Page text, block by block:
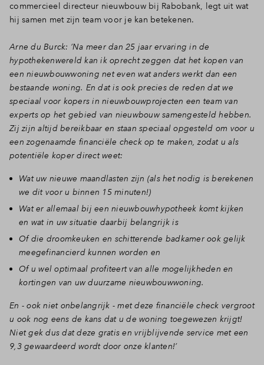
commercieel directeur nieuwbouw bij Rabobank, legt uit wat
hij samen met zijn team voor je kan betekenen.
Arne du Burck: ‘Na meer dan 25 jaar ervaring in de
hypothekenwereld kan ik oprecht zeggen dat het kopen van
een nieuwbouwwoning net even wat anders werkt dan een
bestaande woning. En dat is ook precies de reden dat we
speciaal voor kopers in nieuwbouwprojecten een team van
experts op het gebied van nieuwbouw samengesteld hebben.
Zij zijn altijd bereikbaar en staan speciaal opgesteld om voor u
een zogenaamde financiële check op te maken, zodat u als
potentiële koper direct weet:
Wat uw nieuwe maandlasten zijn (als het nodig is berekenen
we dit voor u binnen 15 minuten!)
Wat er allemaal bij een nieuwbouwhypotheek komt kijken
en wat in uw situatie daarbij belangrijk is
Of die droomkeuken en schitterende badkamer ook gelijk
meegefinancierd kunnen worden en
Of u wel optimaal profiteert van alle mogelijkheden en
kortingen van uw duurzame nieuwbouwwoning.
En - ook niet onbelangrijk - met deze financiële check vergroot
u ook nog eens de kans dat u de woning toegewezen krijgt!
Niet gek dus dat deze gratis en vrijblijvende service met een
9,3 gewaardeerd wordt door onze klanten!’